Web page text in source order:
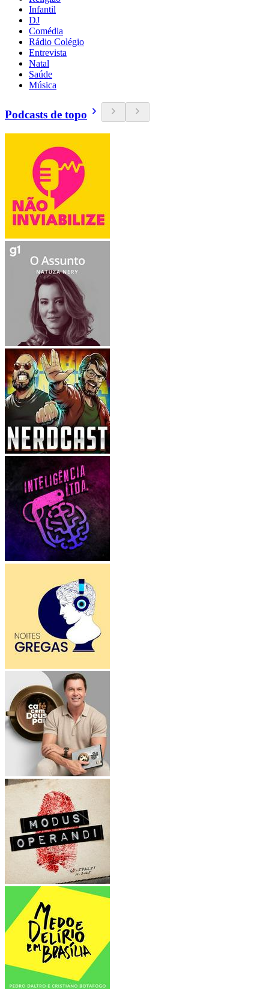
Infantil
DJ
Comédia
Rádio Colégio
Entrevista
Natal
Saúde
Música
Podcasts de topo